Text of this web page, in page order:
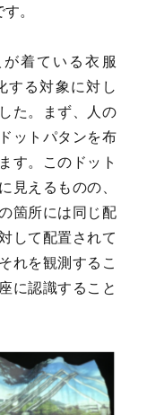
。
着ている衣服
する対象に対し
た。まず、人の
ットパタンを布
す。このドット
見えるものの、
箇所には同じ配
して配置されて
れを観測するこ
に認識すること